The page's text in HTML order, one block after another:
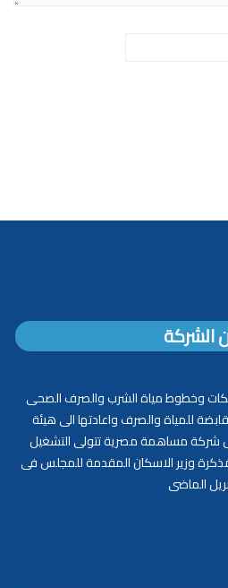
الشركة
وخطوط مياة الشرب والصرف الصحى
للمياة والصرف واعادتها الى هيئة
شركة مساهمة مصرية تتولى التشغيل
وزير الاسكان المقدمة للمجلس فى
الماضى